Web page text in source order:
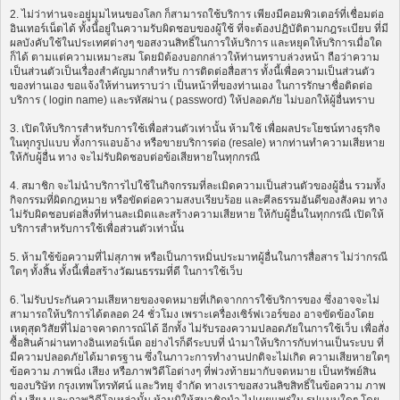
2. ไม่ว่าท่านจะอยู่มุมไหนของโลก ก็สามารถใช้บริการ เพียงมีคอมพิวเตอร์ที่เชื่อมต่อ
อินเทอร์เน็ตได้ ทั้งนี้อยู่ในความรับผิดชอบของผู้ใช้ ที่จะต้องปฏิบัติตามกฎระเบียบ ที่มี
ผลบังคับใช้ในประเทศต่างๆ ขอสงวนสิทธิ์ในการให้บริการ และหยุดให้บริการเมื่อใด
ก็ได้ ตามแต่ความเหมาะสม โดยมิต้องบอกกล่าวให้ท่านทราบล่วงหน้า ถือว่าความ
เป็นส่วนตัวเป็นเรื่องสำคัญมากสำหรับ การติดต่อสื่อสาร ทั้งนี้เพื่อความเป็นส่วนตัว
ของท่านเอง ขอแจ้งให้ท่านทราบว่า เป็นหน้าที่ของท่านเอง ในการรักษาชื่อติดต่อ
บริการ ( login name) และรหัสผ่าน ( password) ให้ปลอดภัย ไม่บอกให้ผู้อื่นทราบ
3. เปิดให้บริการสำหรับการใช้เพื่อส่วนตัวเท่านั้น ห้ามใช้ เพื่อผลประโยชน์ทางธุรกิจ
ในทุกรูปแบบ ทั้งการแอบอ้าง หรือขายบริการต่อ (resale) หากท่านทำความเสียหาย
ให้กับผู้อื่น ทาง จะไม่รับผิดชอบต่อข้อเสียหายในทุกกรณี
4. สมาชิก จะไม่นำบริการไปใช้ในกิจกรรมที่ละเมิดความเป็นส่วนตัวของผู้อื่น รวมทั้ง
กิจกรรมที่ผิดกฎหมาย หรือขัดต่อความสงบเรียบร้อย และศีลธรรมอันดีของสังคม ทาง
ไม่รับผิดชอบต่อสิ่งที่ท่านละเมิดและสร้างความเสียหาย ให้กับผู้อื่นในทุกกรณี เปิดให้
บริการสำหรับการใช้เพื่อส่วนตัวเท่านั้น
5. ห้ามใช้ข้อความที่ไม่สุภาพ หรือเป็นการหมิ่นประมาทผู้อื่นในการสื่อสาร ไม่ว่ากรณี
ใดๆ ทั้งสิ้น ทั้งนี้เพื่อสร้างวัฒนธรรมที่ดี ในการใช้เว็บ
6. ไม่รับประกันความเสียหายของจดหมายที่เกิดจากการใช้บริการของ ซึ่งอาจจะไม่
สามารถให้บริการได้ตลอด 24 ชั่วโมง เพราะเครื่องเซิร์ฟเวอร์ของ อาจขัดข้องโดย
เหตุสุดวิสัยที่ไม่อาจคาดการณ์ได้ อีกทั้ง ไม่รับรองความปลอดภัยในการใช้เว็บ เพื่อสั่ง
ซื้อสินค้าผ่านทางอินเทอร์เน็ต อย่างไรก็ดีระบบที่ นำมาให้บริการกับท่านเป็นระบบ ที่
มีความปลอดภัยได้มาตรฐาน ซึ่งในภาวะการทำงานปกติจะไม่เกิด ความเสียหายใดๆ
ข้อความ ภาพนิ่ง เสียง หรือภาพวิดีโอต่างๆ ที่พ่วงท้ายมากับจดหมาย เป็นทรัพย์สิน
ของบริษัท กรุงเทพโทรทัศน์ และวิทยุ จำกัด ทางเราขอสงวนลิขสิทธิ์ในข้อความ ภาพ